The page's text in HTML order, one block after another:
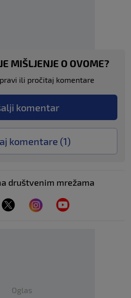
MIŠLJENJE O OVOME?
ili pročitaj komentare
komentar
komentare (1)
društvenim mrežama
Oglas